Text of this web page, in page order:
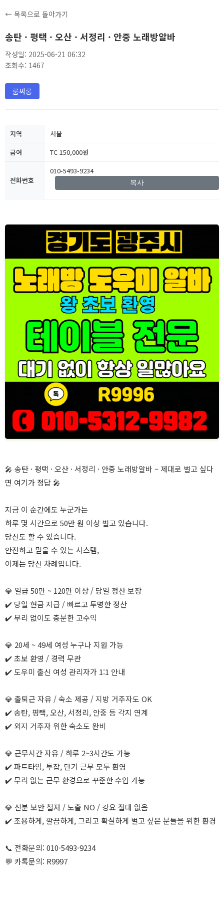
← 목록으로 돌아가기
송탄 · 평택 · 오산 · 서정리 · 안중 노래방알바
작성일: 2025-06-21 06:32
조회수: 1467
룸싸롱
지역
서울
급여
TC 150,000원
전화번호
010-5493-9234
복사
🎤 송탄 · 평택 · 오산 · 서정리 · 안중 노래방알바 – 제대로 벌고 싶다
면 여기가 정답 🎤
지금 이 순간에도 누군가는
하루 몇 시간으로 50만 원 이상 벌고 있습니다.
당신도 할 수 있습니다.
안전하고 믿을 수 있는 시스템,
이제는 당신 차례입니다.
💎 일급 50만 ~ 120만 이상 / 당일 정산 보장
✔️ 당일 현금 지급 / 빠르고 투명한 정산
✔️ 무리 없이도 충분한 고수익
💎 20세 ~ 49세 여성 누구나 지원 가능
✔️ 초보 환영 / 경력 무관
✔️ 도우미 출신 여성 관리자가 1:1 안내
💎 출퇴근 자유 / 숙소 제공 / 지방 거주자도 OK
✔️ 송탄, 평택, 오산, 서정리, 안중 등 각지 연계
✔️ 외지 거주자 위한 숙소도 완비
💎 근무시간 자유 / 하루 2~3시간도 가능
✔️ 파트타임, 투잡, 단기 근무 모두 환영
✔️ 무리 없는 근무 환경으로 꾸준한 수입 가능
💎 신분 보안 철저 / 노출 NO / 강요 절대 없음
✔️ 조용하게, 깔끔하게, 그리고 확실하게 벌고 싶은 분들을 위한 환경
📞 전화문의: 010-5493-9234
💬 카톡문의: R9997